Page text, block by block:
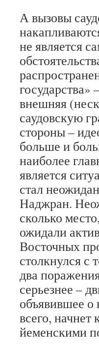
А вызовы
не является
внешняя
саудовскую
стороны –
больше и
наиболее
является
стал
Наджран.
сколько
ожидали
Восточных
столкнулся с
два
серьезнее –
объявившее о
всего, начнет
йеменскими